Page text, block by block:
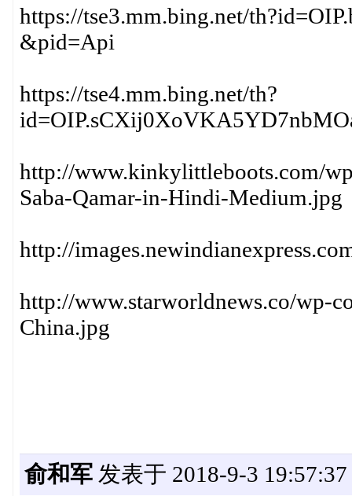
https://tse3.mm.bing.net/
&pid=Api
https://tse4.mm.bing.net/th?
http://www.kinkylittleboots.com/
Saba-Qamar-in-Hindi-Medium.jpg
http://
http://www.starworldnews.co/wp-
China.jpg
俞和军发表于 2018-9-3 19:57:37